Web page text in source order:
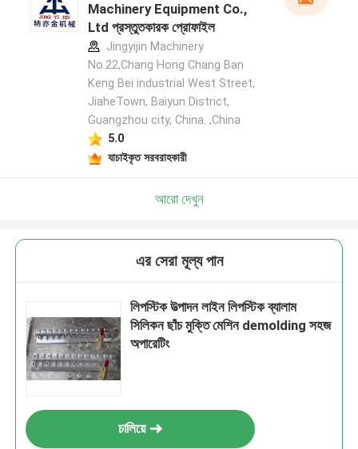
Machinery Equipment Co.,
Ltd প্রস্তুতকারক প্রোফাইল
Jingyijin Machinery
No.22,Chang Hong Chang Ban
Keng Bei industrial West Street,
JiaheTown, Baiyun District,
Guangzhou city, China. ,China
5.0
যাচাইকৃত সরবরাহকারী
আরো দেখুন
এর সেরা মূল্য পান
লিপস্টিক উত্পাদন লাইন লিপস্টিক ব্যালাম
সিলিকন ছাঁচ মুক্তি মেশিন demolding সহজ
অপারেটিং
চালিয়ে